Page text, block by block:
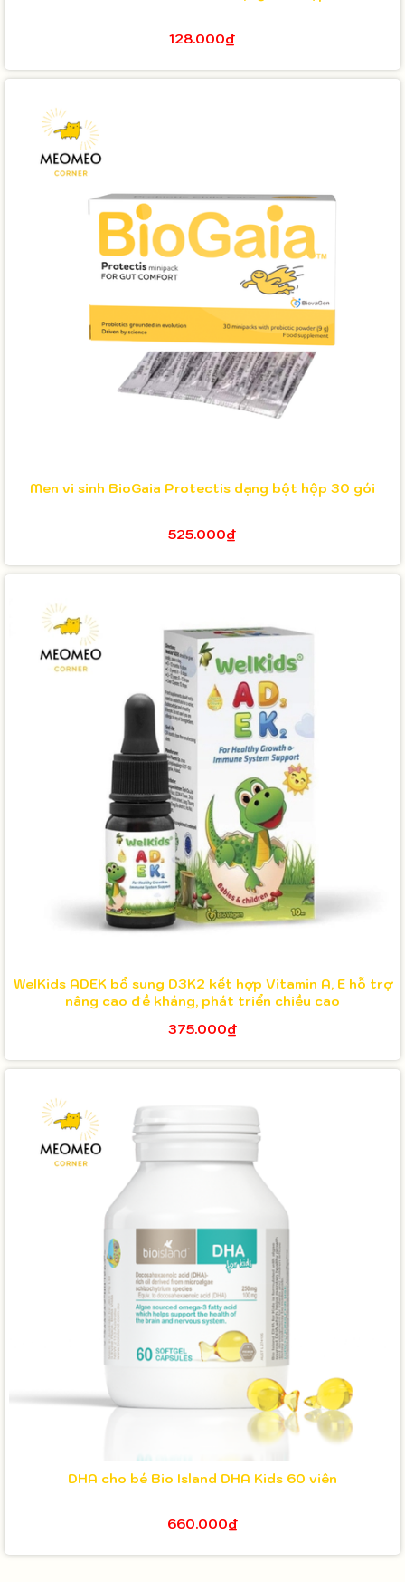
128.000₫
Men vi sinh BioGaia Protectis dạng bột hộp 30 gói
525.000₫
WelKids ADEK bổ sung D3K2 kết hợp Vitamin A, E hỗ trợ
nâng cao đề kháng, phát triển chiều cao
375.000₫
DHA cho bé Bio Island DHA Kids 60 viên
660.000₫